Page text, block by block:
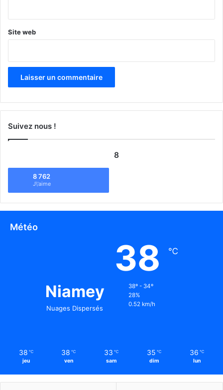
Site web
Suivez nous !
8
8 762
J\'aime
Météo
Niamey
Nuages Dispersés
38 ℃
38º - 34º
28%
0.52 km/h
38 ℃
jeu
38 ℃
ven
33 ℃
sam
35 ℃
dim
36 ℃
lun